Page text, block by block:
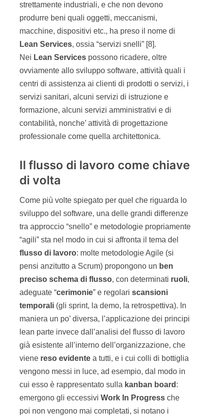
strettamente industriali, e che non devono
produrre beni quali oggetti, meccanismi,
macchine, dispositivi etc., ha preso il nome di
Lean Services, ossia “servizi snelli” [8].
Nei Lean Services possono ricadere, oltre
ovviamente allo sviluppo software, attività quali i
centri di assistenza ai clienti di prodotti o servizi, i
servizi sanitari, alcuni servizi di istruzione e
formazione, alcuni servizi amministrativi e di
contabilità, nonche’ attività di progettazione
professionale come quella architettonica.
Il flusso di lavoro come chiave
di volta
Come più volte spiegato per quel che riguarda lo
sviluppo del software, una delle grandi differenze
tra approccio “snello” e metodologie propriamente
“agili” sta nel modo in cui si affronta il tema del
flusso di lavoro: molte metodologie Agile (si
pensi anzitutto a Scrum) propongono un ben
preciso schema di flusso, con determinati ruoli,
adeguate “cerimonie” e regolari scansioni
temporali (gli sprint, la demo, la retrospettiva). In
maniera un po’ diversa, l’applicazione dei principi
lean parte invece dall’analisi del flusso di lavoro
già esistente all’interno dell’organizzazione, che
viene reso evidente a tutti, e i cui colli di bottiglia
vengono messi in luce, ad esempio, dal modo in
cui esso è rappresentato sulla kanban board :
emergono gli eccessivi Work In Progress che
poi non vengono mai completati, si notano i